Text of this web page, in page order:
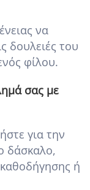
να
δουλειές του
φίλου.
σας με
για την
δάσκαλο,
ή